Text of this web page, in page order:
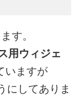
す。
用ウィジェ
いますが
にしてありま